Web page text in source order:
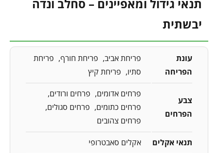
תנאי גידול ומאפיינים – סחלב ונדה
יבשתית
עונת
הפריחה
פריחת אביב פריחת חורף
פריחת
סתיו
פריחת קיץ
צבע
הפרחים
פרחים אדומים
פרחים ורודים
פרחים כתומים
פרחים סגולים
פרחים צהובים
תנאי אקלים אקלים סאבטרופי